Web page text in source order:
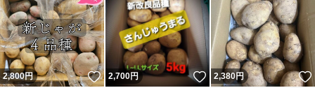
2,800円 いいね！
2,700円 いいね！
2,380円